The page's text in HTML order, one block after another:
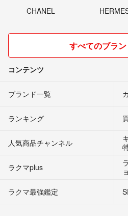
CHANEL
すべてのブラ
コンテンツ
ブランド一覧
ランキング
人気商品チャンネル
ラクマplus
ラクマ最強鑑定